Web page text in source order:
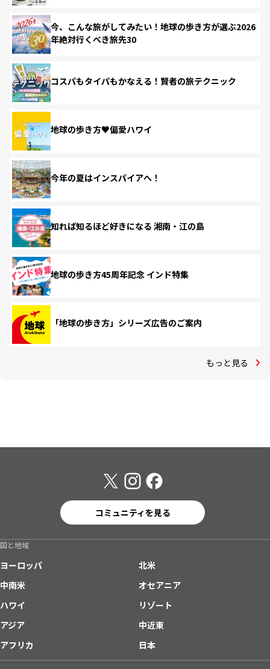
今、こんな旅がしてみたい！地球の歩き方が選ぶ2026
年絶対行くべき旅先30
コスパもタイパもかなえる！賢者の旅テクニック
地球の歩き方♥偏愛ハワイ
今年の夏はインスパイアへ！
知れば知るほど好きになる 湘南・江の島
地球の歩き方45周年記念 インド特集
「地球の歩き方」シリーズ広告のご案内
もっと見る
コミュニティを見る
国と地域
ヨーロッパ
北米
中南米
オセアニア
ハワイ
リゾート
アジア
中近東
アフリカ
日本